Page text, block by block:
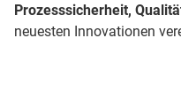
Prozesssicherheit,
neuesten Innovationen